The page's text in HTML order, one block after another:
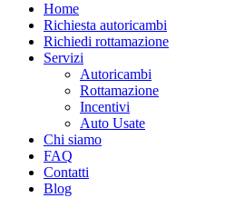
Home
Richiesta autoricambi
Richiedi rottamazione
Servizi
Autoricambi
Rottamazione
Incentivi
Auto Usate
Chi siamo
FAQ
Contatti
Blog